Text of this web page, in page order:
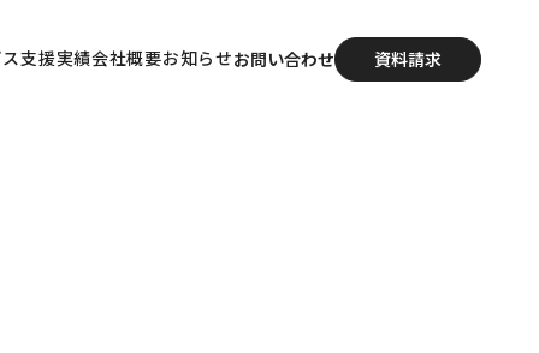
支援実績会社概要お知らせお問い合わせ 資料請求